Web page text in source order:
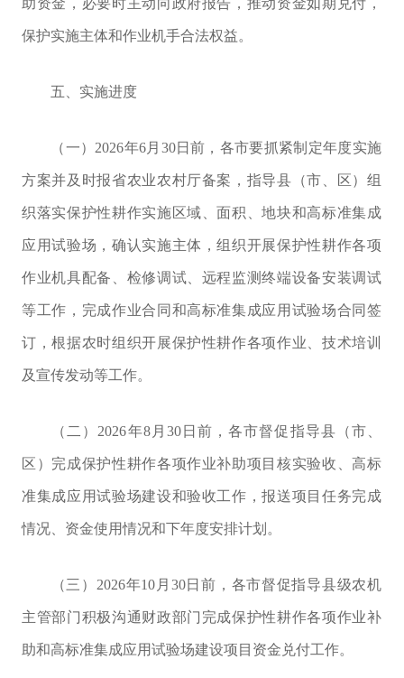
保护实施主体和作业机手合法权益。
五、实施进度
（一） 2026年6月 30日前，各市要抓紧制定年度实施
方案并及时报省农业农村厅备案，指导县（市、区）组
织落实保护性耕作实施区域、面积、地块和高标准集成
应用试验场 ，确认实施主体，组织开展保护性耕作各项
作业机具配备、 检修调试、远程监测终端设备安装调试
等工作 ， 完成作业合同和高标准集成应用试验场合同签
订，根据农时组织开展保护性耕作各项作业、 技术培训
及宣传发动等工作。
（二） 2026年8月 30日前，各市督促指导县（市、
区）完成保护性耕作各项作业补助项目核实验收、高标
准集成应用试验场建设和验收工作，报送项目任务完成
情况、资金使用情况和下年度安排计划。
（三） 2026年10 月 30日前，各市督促指导县级农机
主管部门积极沟通财政部门完成保护性耕作各项作业补
助和高标准集成应用试验场建设项目资金兑付工作。